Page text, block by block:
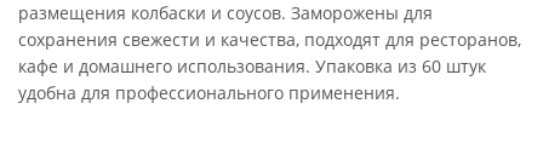
размещения колбаски и соусов. Заморожены для
сохранения свежести и качества, подходят для ресторанов,
кафе и домашнего использования. Упаковка из 60 штук
удобна для профессионального применения.